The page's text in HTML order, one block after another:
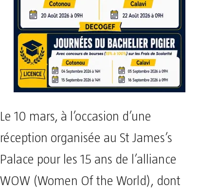
Le 10 mars, à l’occasion d’une
réception organisée au St James’s
Palace pour les 15 ans de l’alliance
WOW (Women Of the World), dont